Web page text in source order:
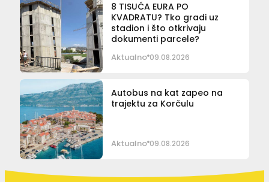
8 TISUĆA EURA PO
KVADRATU? Tko gradi uz
stadion i što otkrivaju
dokumenti parcele?
Aktualno 09.08.2026
Autobus na kat zapeo na
trajektu za Korčulu
Aktualno 09.08.2026